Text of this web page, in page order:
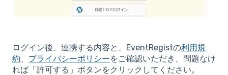
ログイン後、連携する内容と、EventRegistの利用規
約
プライバシーポリシーをご確認いただき、問題なけ
れば「許可する」ボタンをクリックしてください。